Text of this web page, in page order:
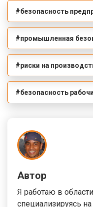
#безопасность
#промышленная
#риски на
#безопасность
Автор
Я работаю в
специализируясь